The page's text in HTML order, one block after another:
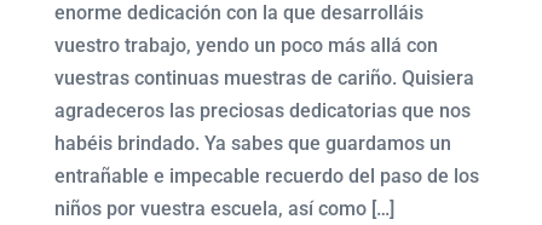
enorme dedicación con la que desarrolláis
vuestro trabajo, yendo un poco más allá con
vuestras continuas muestras de cariño. Quisiera
agradeceros las preciosas dedicatorias que nos
habéis brindado. Ya sabes que guardamos un
entrañable e impecable recuerdo del paso de los
niños por vuestra escuela, así como […]